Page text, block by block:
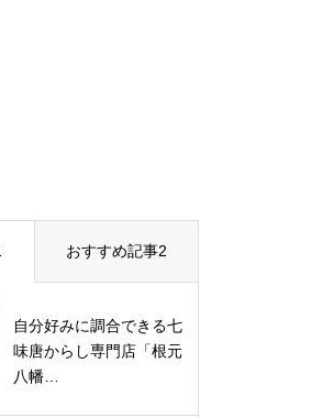
おすすめ記事2
自分好みに調合できる七
味唐からし専門店「根元
八幡…